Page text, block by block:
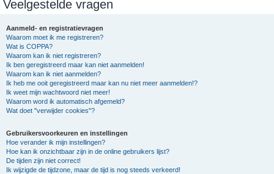
Veelgestelde vragen
Aanmeld- en registratievragen
Waarom moet ik me registreren?
Wat is COPPA?
Waarom kan ik niet registreren?
Ik ben geregistreerd maar kan niet aanmelden!
Waarom kan ik niet aanmelden?
Ik heb me ooit geregistreerd maar kan nu niet meer aanmelden!?
Ik weet mijn wachtwoord niet meer!
Waarom word ik automatisch afgemeld?
Wat doet "verwijder cookies"?
Gebruikersvoorkeuren en instellingen
Hoe verander ik mijn instellingen?
Hoe kan ik onzichtbaar zijn in de online gebruikers lijst?
De tijden zijn niet correct!
Ik wijzigde de tijdzone, maar de tijd is nog steeds verkeerd!